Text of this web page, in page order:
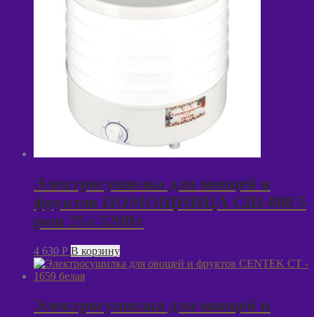
Электросушилка для овощей и
фруктов ПОМОЩНИЦА СШ-008 5
реш 25л 520Вт
4 630 P В корзину
Электросушилка для овощей и